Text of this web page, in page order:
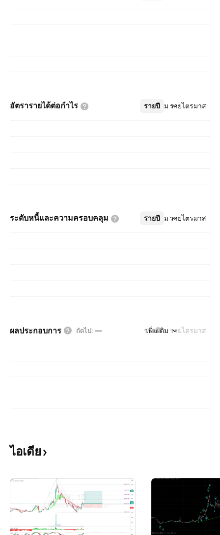
อัตรารายได้ต่อกำไร รายปี รายไตรมาส
เพิ่มเติม
ระดับหนี้และความครอบคลุม รายปี รายไตรมาส
เพิ่มเติม
ผลประกอบการ ถัดไป: — รายปี รายไตรมาส
เพิ่มเติม
ไอเดีย